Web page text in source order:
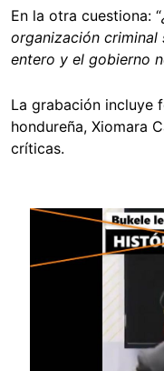
En la otra cuestiona: “
organización criminal
entero y el gobierno
La grabación incluye
hondureña, Xiomara
críticas.
Image